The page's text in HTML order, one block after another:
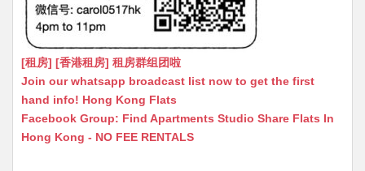
[租房] [香港租房] 租房群组团啦
Join our whatsapp broadcast list now to get the first
hand info! Hong Kong Flats
Facebook Group: Find Apartments Studio Share Flats In
Hong Kong - NO FEE RENTALS